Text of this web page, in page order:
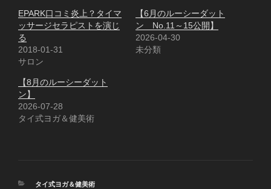
EPARK口コミ炎上？タイマ
ッサージセラピストを演じ
る
2018-01-31
サロン
【6月のルーシーダット
ン No.11～15公開】
2026-04-30
未分類
【8月のルーシーダット
ン】
2026-07-28
タイ式ヨガ＆健美術
カ
タイ式ヨガ＆健美術